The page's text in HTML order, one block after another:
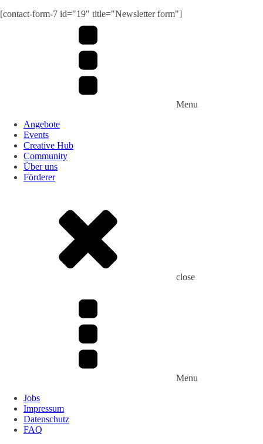
[contact-form-7 id="19" title="Newsletter form"]
Menu
Angebote
Events
Creative Hub
Community
Über uns
Förderer
close
Menu
Jobs
Impressum
Datenschutz
FAQ